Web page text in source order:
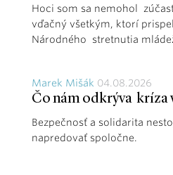
Hoci som sa nemohol
vďačný všetkým, ktorí
Národného stretnutia
Marek Mišák 04.08.2026
Čo nám odkrýva kríza
Bezpečnosť a solidarita
napredovať spoločne.